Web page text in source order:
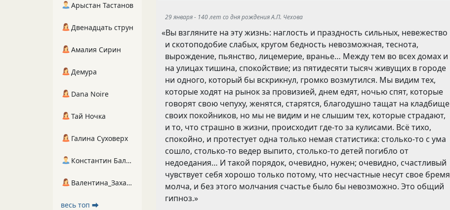
29 января - 140 лет со дня рождения А.П. Чехова
«Вы взгляните на эту жизнь: наглость и праздность сильных, невежество
и скотоподобие слабых, кругом бедность невозможная, теснота,
вырождение, пьянство, лицемерие, вранье… Между тем во всех домах и
на улицах тишина, спокойствие; из пятидесяти тысяч живущих в городе
ни одного, который бы вскрикнул, громко возмутился. Мы видим тех,
которые ходят на рынок за провизией, днем едят, ночью спят, которые
говорят свою чепуху, женятся, старятся, благодушно тащат на кладбище
своих покойников, но мы не видим и не слышим тех, которые страдают,
и то, что страшно в жизни, происходит где-то за кулисами. Всё тихо,
спокойно, и протестует одна только немая статистика: столько-то с ума
сошло, столько-то ведер выпито, столько-то детей погибло от
недоедания… И такой порядок, очевидно, нужен; очевидно, счастливый
чувствует себя хорошо только потому, что несчастные несут свое бремя
молча, и без этого молчания счастье было бы невозможно. Это общий
гипноз.»
Арыстан Тастанов
Двенадцать струн
Амалия Сирин
Демура
Dana Noire
Тай Ночка
Галина Суховерх
Константин Балухта
Валентина_Захарова
весь топ ⮕